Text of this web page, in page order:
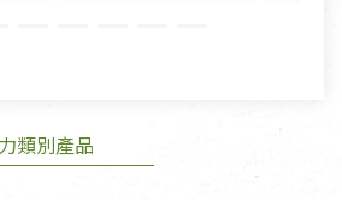
知：
請務必保持原包裝方式及使用原
類別產品